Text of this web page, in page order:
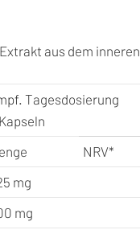
aus dem inneren
Tagesdosierung
NRV*
mg
mg